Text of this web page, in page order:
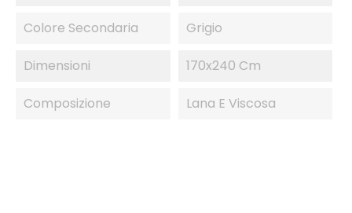
Colore Secondaria Grigio
Dimensioni 170x240 Cm
Composizione Lana E Viscosa